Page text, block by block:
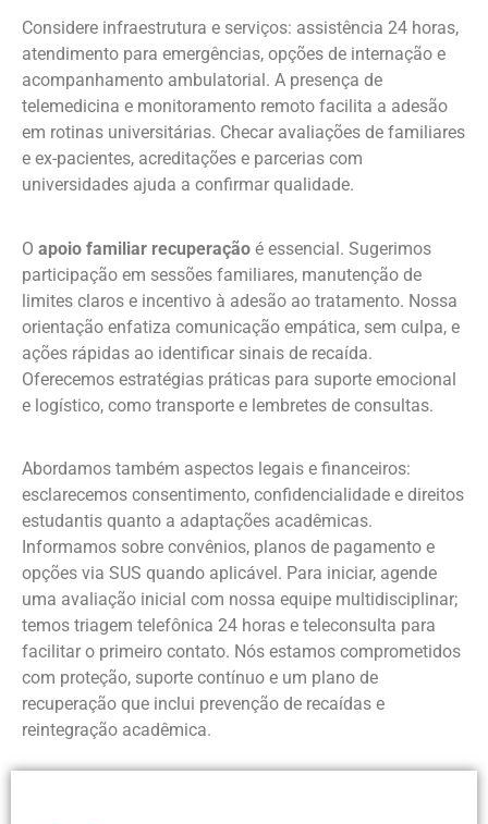
Considere infraestrutura e serviços: assistência 24 horas,
atendimento para emergências, opções de internação e
acompanhamento ambulatorial. A presença de
telemedicina e monitoramento remoto facilita a adesão
em rotinas universitárias. Checar avaliações de familiares
e ex-pacientes, acreditações e parcerias com
universidades ajuda a confirmar qualidade.
O apoio familiar recuperação é essencial. Sugerimos
participação em sessões familiares, manutenção de
limites claros e incentivo à adesão ao tratamento. Nossa
orientação enfatiza comunicação empática, sem culpa, e
ações rápidas ao identificar sinais de recaída.
Oferecemos estratégias práticas para suporte emocional
e logístico, como transporte e lembretes de consultas.
Abordamos também aspectos legais e financeiros:
esclarecemos consentimento, confidencialidade e direitos
estudantis quanto a adaptações acadêmicas.
Informamos sobre convênios, planos de pagamento e
opções via SUS quando aplicável. Para iniciar, agende
uma avaliação inicial com nossa equipe multidisciplinar;
temos triagem telefônica 24 horas e teleconsulta para
facilitar o primeiro contato. Nós estamos comprometidos
com proteção, suporte contínuo e um plano de
recuperação que inclui prevenção de recaídas e
reintegração acadêmica.